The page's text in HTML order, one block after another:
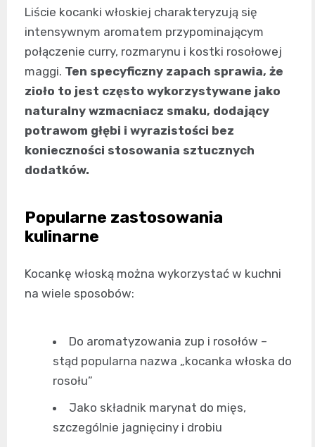
Liście kocanki włoskiej charakteryzują się
intensywnym aromatem przypominającym
połączenie curry, rozmarynu i kostki rosołowej
maggi. Ten specyficzny zapach sprawia, że
zioło to jest często wykorzystywane jako
naturalny wzmacniacz smaku, dodający
potrawom głębi i wyrazistości bez
konieczności stosowania sztucznych
dodatków.
Popularne zastosowania
kulinarne
Kocankę włoską można wykorzystać w kuchni
na wiele sposobów:
Do aromatyzowania zup i rosołów –
stąd popularna nazwa „kocanka włoska do
rosołu”
Jako składnik marynat do mięs,
szczególnie jagnięciny i drobiu